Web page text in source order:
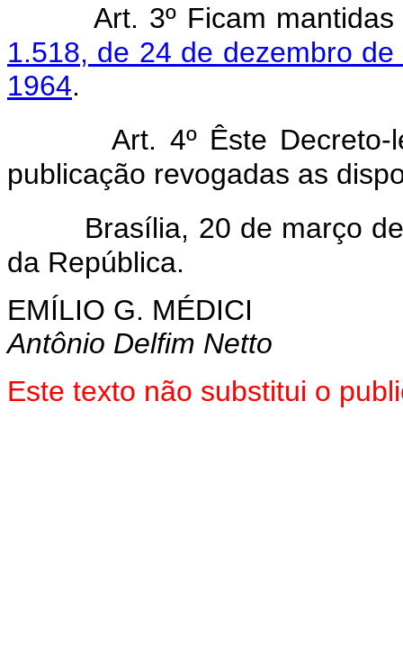
Art. 3º Ficam
1.518, de 24 de dezembro de
1964.
Art. 4º Êste
publicação revogadas as
Brasília, 20 de março de
da República.
EMÍLIO G. MÉDICI
Antônio Delfim Netto
Este texto não substitui o